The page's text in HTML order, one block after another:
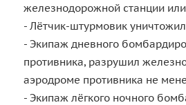
железнодорожной станции
- Лётчик-штурмовик
- Экипаж дневного
противника, разрушил
аэродроме противника не
- Экипаж лёгкого ночного